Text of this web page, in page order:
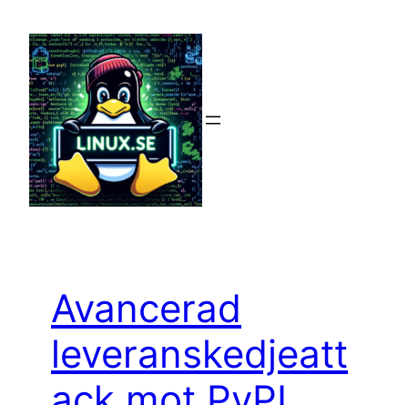
innehåll
Avancerad
leveranskedjeatt